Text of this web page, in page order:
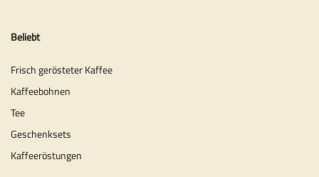
Beliebt
Frisch gerösteter Kaffee
Kaffeebohnen
Tee
Geschenksets
Kaffeeröstungen